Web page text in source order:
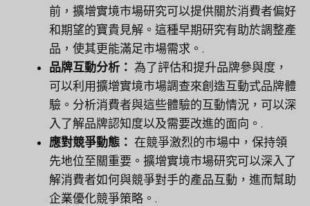
前，擴增實境市場研究可以提供關於消費者偏好
和期望的寶貴見解。這種早期研究有助於調整產
品，使其更能滿足市場需求。.
品牌互動分析： 為了評估和提升品牌參與度，
可以利用擴增實境市場調查來創造互動式品牌體
驗。分析消費者與這些體驗的互動情況，可以深
入了解品牌認知度以及需要改進的面向。.
應對競爭動態： 在競爭激烈的市場中，保持領
先地位至關重要。擴增實境市場研究可以深入了
解消費者如何與競爭對手的產品互動，進而幫助
企業優化競爭策略。.